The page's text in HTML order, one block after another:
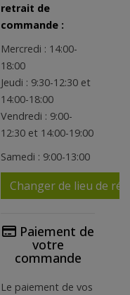
retrait de
commande :
Mercredi : 14:00-
18:00
Jeudi : 9:30-12:30 et
14:00-18:00
Vendredi : 9:00-
12:30 et 14:00-19:00
Samedi : 9:00-13:00
Changer de lieu de
Paiement de
votre
commande
Le paiement de vos